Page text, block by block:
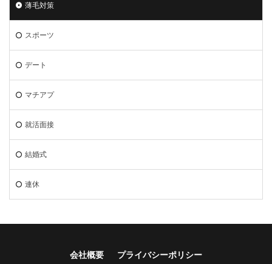
薄毛対策
スポーツ
デート
マチアプ
就活面接
結婚式
連休
会社概要
プライバシーポリシー